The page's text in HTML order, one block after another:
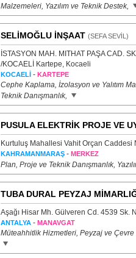
Malzemeleri, Yazılım ve Teknik Destek,
SELİMOĞLU İNŞAAT (SEFA SEVİL)
İSTASYON MAH. MITHAT PAŞA CAD.
/KOCAELİ Kartepe, Kocaeli
KOCAELİ- KARTEPE
Cephe Kaplama, İzolasyon ve Yalıtım
Teknik Danışmanlık,
PUSULA ELEKTRİK PROJE VE
Kurtuluş Mahallesi Vahit Orçan
KAHRAMANMARAŞ- MERKEZ
Plan, Proje ve Teknik Danışmanlık,
TUBA DURAL PEYZAJ
Aşağı Hisar Mh. Gülveren Cd. 4539 Sk.
ANTALYA- MANAVGAT
Müteahhitlik Hizmetleri, Peyzaj ve Çevre